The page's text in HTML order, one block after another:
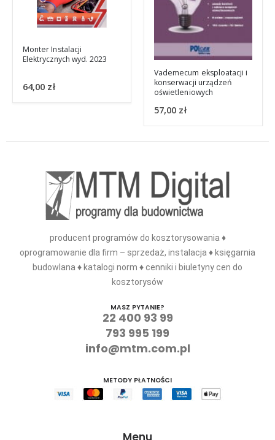
konserwacji urządzeń
oświetleniowych
Podstawy projektowania
przydomowych systemów
fotowoltaicznych
65,00 zł
producent programów do kosztorysowania ♦
oprogramowanie dla firm – sprzedaż, instalacja ♦ księgarnia
budowlana ♦ katalogi norm ♦ cenniki i biuletyny cen do
kosztorysów
MASZ PYTANIE?
22 400 93 99
793 995 199
info@mtm.com.pl
METODY PŁATNOŚCI